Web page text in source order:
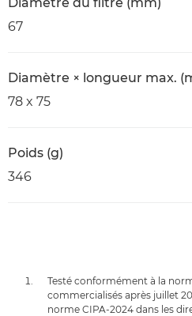
67
Diamètre × longueur max.
78 x 75
Poids (g)
346
Testé conformément à la
commercialisés après juillet
norme CIPA-2024 dans les